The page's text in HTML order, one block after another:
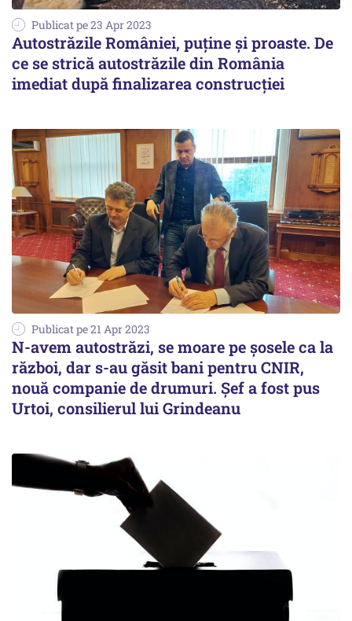
Publicat pe 23 Apr 2023
Autostrăzile României, puține și proaste. De
ce se strică autostrăzile din România
imediat după finalizarea construcției
Publicat pe 21 Apr 2023
N-avem autostrăzi, se moare pe șosele ca la
război, dar s-au găsit bani pentru CNIR,
nouă companie de drumuri. Șef a fost pus
Urtoi, consilierul lui Grindeanu